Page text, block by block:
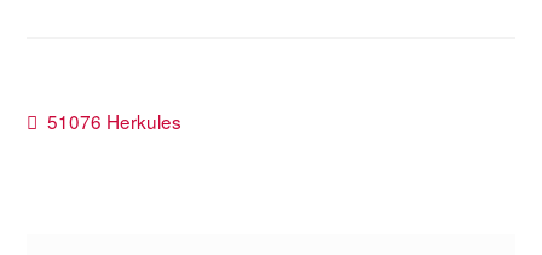
Beitragsnavigation
Vorheriger
51076 Herkules